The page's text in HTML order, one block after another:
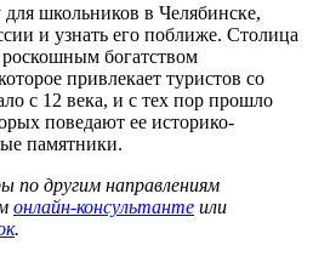
школьников в Челябинске,
и узнать его поближе. Столица
богатством
привлекает туристов со
с 12 века, и с тех пор прошло
поведают ее историко-
памятники.
по другим направлениям
онлайн-консультанте или
.